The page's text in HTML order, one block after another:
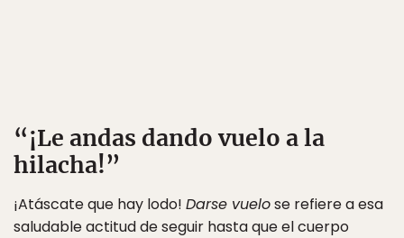
“¡Le andas dando vuelo a la
hilacha!”
¡Atáscate que hay lodo! Darse vuelose refiere a esa
saludable actitud de seguir hasta que el cuerpo